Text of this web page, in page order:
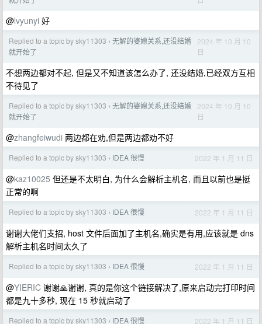
@lvyunyi 好
Replied to a topic by sky11303 › 无解的婆媳关系,还没结婚
就开始了
2024 年 10 月 10
日
不想两边都对不起, 但是又不知道该怎么办了, 还没结婚,已经双方互相
不待见了
Replied to a topic by sky11303 › 无解的婆媳关系,还没结婚
就开始了
2024 年 10 月 10
日
@zhangfeiwudi 两边都在劝,但是两边都劝不好
Replied to a topic by sky11303 › IDEA 很慢 2022 年 1 月 11 日
@kaz10025 但还是不太明白, 为什么会解析主机名, 而且以前也是挺
正常的啊
Replied to a topic by sky11303 › IDEA 很慢 2022 年 1 月 11 日
谢谢大佬们支招, host 文件后面加了主机名,确实是有用,应该就是 dns
解析主机名时间太久了
Replied to a topic by sky11303 › IDEA 很慢 2022 年 1 月 11 日
@YIERIC 谢谢🙏谢谢, 真的是你这个链接解决了,原来启动完打印时间
都是九十多秒, 现在 15 秒就启动了
Replied to a topic by sky11303 › IDEA 很慢 2022 年 1 月 11 日